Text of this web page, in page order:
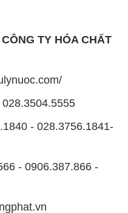
TY HÓA CHẤT
- 028.3756.1841-
- 0906.387.866 -